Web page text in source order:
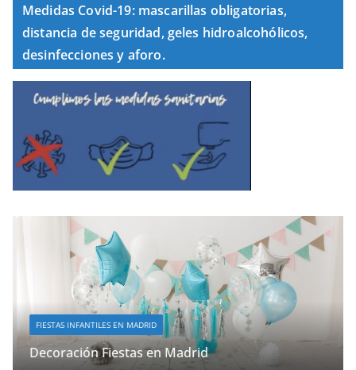
Medidas Covid-19: mascarillas obligatorias,
distancia de seguridad, geles hidroalcohólicos,
desinfecciones y aforo.
FIESTAS INFANTILES EN MADRID
Decoración Fiestas en Madrid